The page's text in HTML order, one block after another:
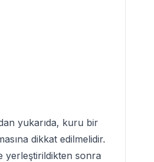
yukarıda, kuru bir
dikkat edilmelidir.
yerleştirildikten sonra